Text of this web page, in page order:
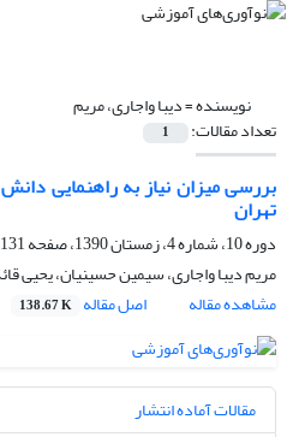
نویسنده =دیبا واجاری، مریم
تعداد مقالات: 1
بررسی میزان نیاز به راهنمایی
تهران
دوره 10، شماره 4، زمستان 1390، صفحه
131-148
مریم دیبا واجاری، سیمین حسینیان، یحیی
مشاهده مقاله
اصل مقاله 138.67 K
مقالات آماده انتشار